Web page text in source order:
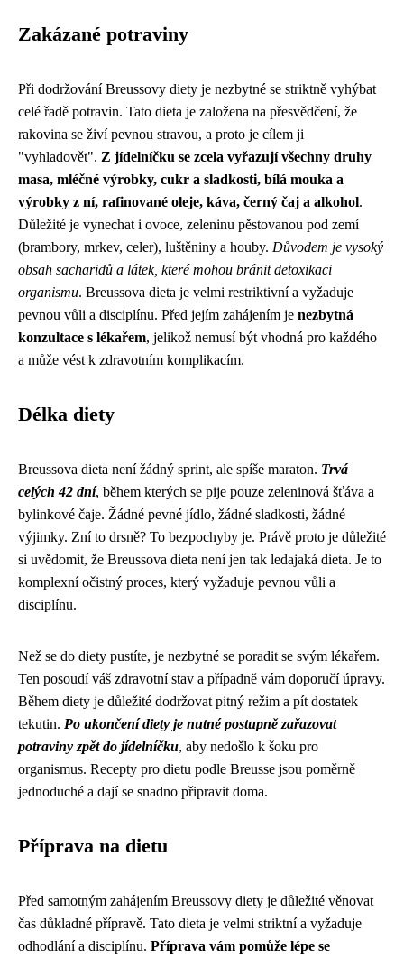
Zakázané potraviny
Při dodržování Breussovy diety je nezbytné se striktně vyhýbat
celé řadě potravin. Tato dieta je založena na přesvědčení, že
rakovina se živí pevnou stravou, a proto je cílem ji
"vyhladovět". Z jídelníčku se zcela vyřazují všechny druhy
masa, mléčné výrobky, cukr a sladkosti, bílá mouka a
výrobky z ní, rafinované oleje, káva, černý čaj a alkohol.
Důležité je vynechat i ovoce, zeleninu pěstovanou pod zemí
(brambory, mrkev, celer), luštěniny a houby. Důvodem je vysoký
obsah sacharidů a látek, které mohou bránit detoxikaci
organismu. Breussova dieta je velmi restriktivní a vyžaduje
pevnou vůli a disciplínu. Před jejím zahájením je nezbytná
konzultace s lékařem, jelikož nemusí být vhodná pro každého
a může vést k zdravotním komplikacím.
Délka diety
Breussova dieta není žádný sprint, ale spíše maraton. Trvá
celých 42 dní, během kterých se pije pouze zeleninová šťáva a
bylinkové čaje. Žádné pevné jídlo, žádné sladkosti, žádné
výjimky. Zní to drsně? To bezpochyby je. Právě proto je důležité
si uvědomit, že Breussova dieta není jen tak ledajaká dieta. Je to
komplexní očistný proces, který vyžaduje pevnou vůli a
disciplínu.
Než se do diety pustíte, je nezbytné se poradit se svým lékařem.
Ten posoudí váš zdravotní stav a případně vám doporučí úpravy.
Během diety je důležité dodržovat pitný režim a pít dostatek
tekutin. Po ukončení diety je nutné postupně zařazovat
potraviny zpět do jídelníčku, aby nedošlo k šoku pro
organismus. Recepty pro dietu podle Breusse jsou poměrně
jednoduché a dají se snadno připravit doma.
Příprava na dietu
Před samotným zahájením Breussovy diety je důležité věnovat
čas důkladné přípravě. Tato dieta je velmi striktní a vyžaduje
odhodlání a disciplínu. Příprava vám pomůže lépe se